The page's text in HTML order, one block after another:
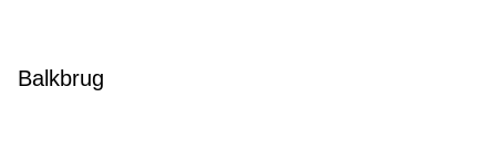
Balkbrug